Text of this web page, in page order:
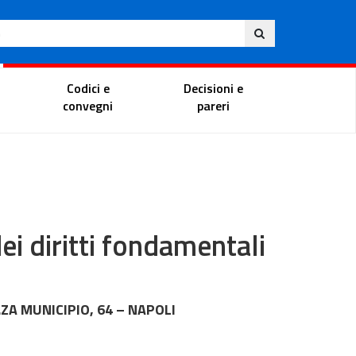
Ita
Portale del magistrato
Codici e
convegni
Decisioni e
pareri
diritti fondamentali
MUNICIPIO, 64 – NAPOLI